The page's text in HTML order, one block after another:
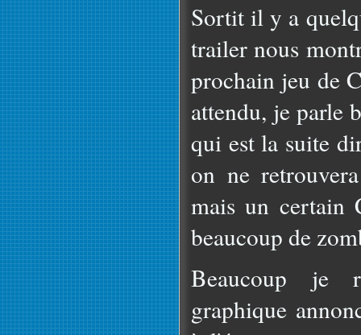
Sortit il y a
trailer nous
prochain jeu de
attendu, je parle
qui est la suite
on ne
mais un certain
beaucoup de
Beaucoup je
graphique